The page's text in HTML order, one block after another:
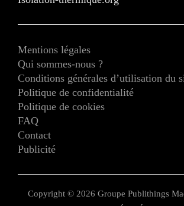
Mentions légales
Qui sommes-nous ?
Conditions générales d’utilisation du
Politique de confidentialité
Politique de cookies
FAQ
Contact
Publicité
Copyright © 2026 Groupe Publithings